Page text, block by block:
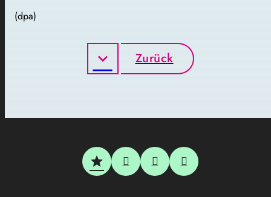
(dpa)
Zurück